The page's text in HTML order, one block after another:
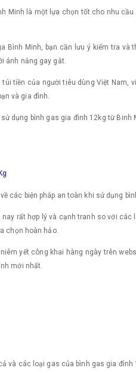
Minh là một lựa chọn tốt cho nhu
Bình Minh, bạn cần lưu ý kiểm tra
ánh nắng gay gắt.
tiền của người tiêu dùng Việt
và gia đình.
dụng bình gas gia đình 12kg từ
các biện pháp an toàn khi sử dụng
rất hợp lý và cạnh tranh so với
chọn hoàn hảo.
yết công khai hàng ngày trên
mới nhất.
và các loại gas của bình gas gia